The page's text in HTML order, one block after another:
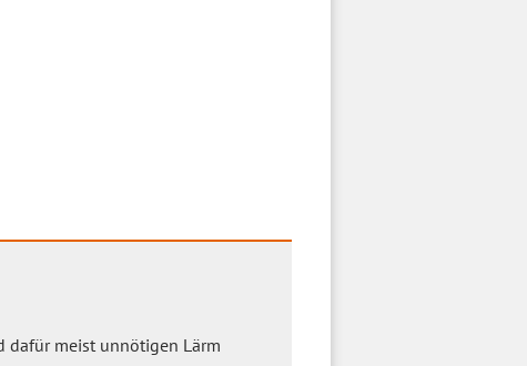
dafür meist unnötigen Lärm